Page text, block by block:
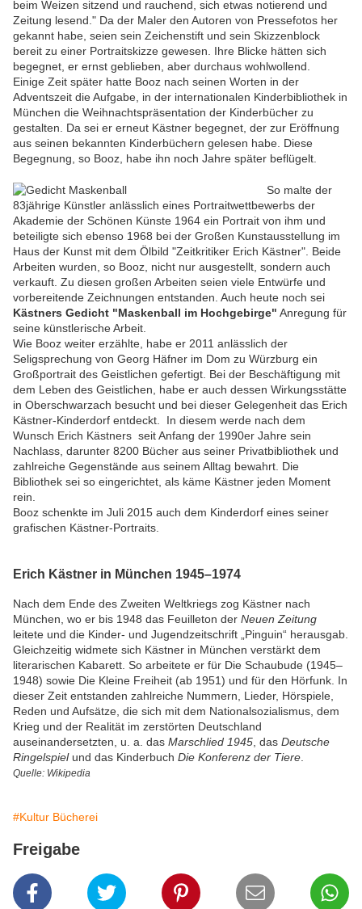
beim Weizen sitzend und rauchend, sich etwas notierend und
Zeitung lesend." Da der Maler den Autoren von Pressefotos her
gekannt habe, seien sein Zeichenstift und sein Skizzenblock
bereit zu einer Portraitskizze gewesen. Ihre Blicke hätten sich
begegnet, er ernst geblieben, aber durchaus wohlwollend.
Einige Zeit später hatte Booz nach seinen Worten in der
Adventszeit die Aufgabe, in der internationalen Kinderbibliothek in
München die Weihnachtspräsentation der Kinderbücher zu
gestalten. Da sei er erneut Kästner begegnet, der zur Eröffnung
aus seinen bekannten Kinderbüchern gelesen habe. Diese
Begegnung, so Booz, habe ihn noch Jahre später beflügelt.
So malte der
83jährige Künstler anlässlich eines Portraitwettbewerbs der
Akademie der Schönen Künste 1964 ein Portrait von ihm und
beteiligte sich ebenso 1968 bei der Großen Kunstausstellung im
Haus der Kunst mit dem Ölbild "Zeitkritiker Erich Kästner". Beide
Arbeiten wurden, so Booz, nicht nur ausgestellt, sondern auch
verkauft. Zu diesen großen Arbeiten seien viele Entwürfe und
vorbereitende Zeichnungen entstanden. Auch heute noch sei
Kästners Gedicht "Maskenball im Hochgebirge" Anregung für
seine künstlerische Arbeit.
Wie Booz weiter erzählte, habe er 2011 anlässlich der
Seligsprechung von Georg Häfner im Dom zu Würzburg ein
Großportrait des Geistlichen gefertigt. Bei der Beschäftigung mit
dem Leben des Geistlichen, habe er auch dessen Wirkungsstätte
in Oberschwarzach besucht und bei dieser Gelegenheit das Erich
Kästner-Kinderdorf entdeckt. In diesem werde nach dem
Wunsch Erich Kästners seit Anfang der 1990er Jahre sein
Nachlass, darunter 8200 Bücher aus seiner Privatbibliothek und
zahlreiche Gegenstände aus seinem Alltag bewahrt. Die
Bibliothek sei so eingerichtet, als käme Kästner jeden Moment
rein.
Booz schenkte im Juli 2015 auch dem Kinderdorf eines seiner
grafischen Kästner-Portraits.
Erich Kästner in München 1945–1974
Nach dem Ende des Zweiten Weltkriegs zog Kästner nach
München, wo er bis 1948 das Feuilleton der Neuen Zeitung
leitete und die Kinder- und Jugendzeitschrift „Pinguin“ herausgab.
Gleichzeitig widmete sich Kästner in München verstärkt dem
literarischen Kabarett. So arbeitete er für Die Schaubude (1945–
1948) sowie Die Kleine Freiheit (ab 1951) und für den Hörfunk. In
dieser Zeit entstanden zahlreiche Nummern, Lieder, Hörspiele,
Reden und Aufsätze, die sich mit dem Nationalsozialismus, dem
Krieg und der Realität im zerstörten Deutschland
auseinandersetzten, u. a. das Marschlied 1945 , das Deutsche
Ringelspielund das Kinderbuch Die Konferenz der Tiere
Quelle: Wikipedia
#Kultur Bücherei
Freigabe